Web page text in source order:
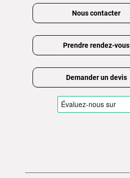
Nous contacter
Prendre rendez-vous
Demander un devis